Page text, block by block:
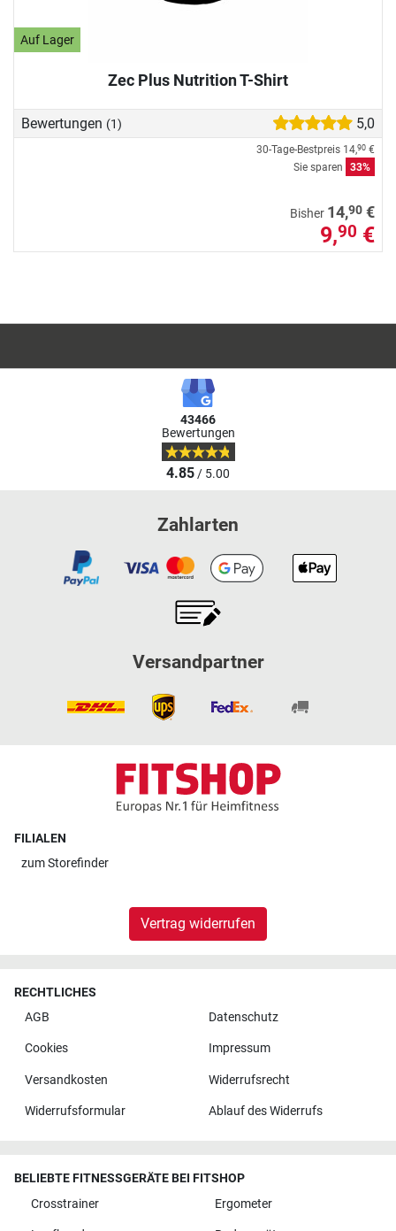
Auf Lager
Zec Plus Nutrition T-Shirt
Bewertungen (1) 5,0
30-Tage-Bestpreis 14,90 €
Sie sparen
33%
Bisher 14,90 €
9,90 €
43466
Bewertungen
4.85/ 5.00
Zahlarten
Versandpartner
FILIALEN
zumStorefinder
Vertrag widerrufen
RECHTLICHES
AGB
Datenschutz
Cookies Impressum
Versandkosten Widerrufsrecht
Widerrufsformular Ablauf des Widerrufs
BELIEBTE FITNESSGERÄTE BEI FITSHOP
Crosstrainer
Ergometer